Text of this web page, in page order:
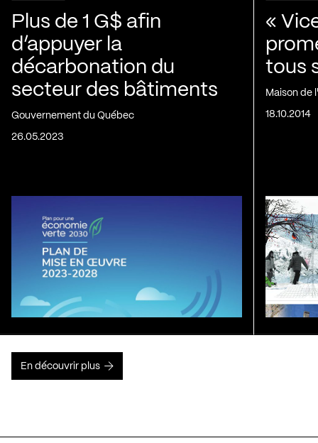
Plus de 1 G$ afin
d’appuyer la
décarbonation du
secteur des bâtiments
Gouvernement du Québec
26.05.2023
«
tous
Maison de
18.10.2014
En découvrir plus